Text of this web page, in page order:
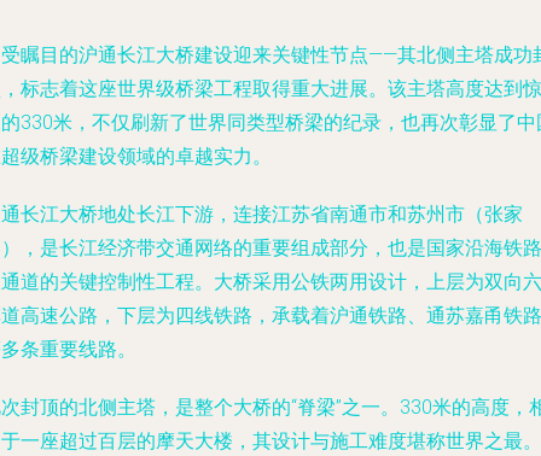
瞩目的沪通长江大桥建设迎来关键性节点——其北侧主塔成功
标志着这座世界级桥梁工程取得重大进展。该主塔高度达到惊
330米，不仅刷新了世界同类型桥梁的纪录，也再次彰显了中
级桥梁建设领域的卓越实力。
长江大桥地处长江下游，连接江苏省南通市和苏州市（张家
，是长江经济带交通网络的重要组成部分，也是国家沿海铁路
道的关键控制性工程。大桥采用公铁两用设计，上层为双向六
高速公路，下层为四线铁路，承载着沪通铁路、通苏嘉甬铁路
条重要线路。
封顶的北侧主塔，是整个大桥的“脊梁”之一。330米的高度，
一座超过百层的摩天大楼，其设计与施工难度堪称世界之最。